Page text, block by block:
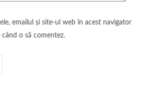
emailul și site-ul web în acest navigator
o să comentez.